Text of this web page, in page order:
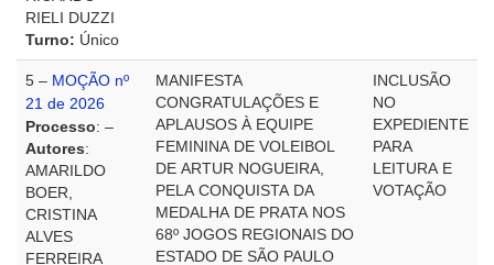
RIELI DUZZI
Turno: Único
5 – MOÇÃO nº
21 de 2026
Processo: –
Autores:
AMARILDO
BOER,
CRISTINA
ALVES
FERREIRA
MANIFESTA
CONGRATULAÇÕES E
APLAUSOS À EQUIPE
FEMININA DE VOLEIBOL
DE ARTUR NOGUEIRA,
PELA CONQUISTA DA
MEDALHA DE PRATA NOS
68º JOGOS REGIONAIS DO
ESTADO DE SÃO PAULO
INCLUSÃO
NO
EXPEDIENTE
PARA
LEITURA E
VOTAÇÃO